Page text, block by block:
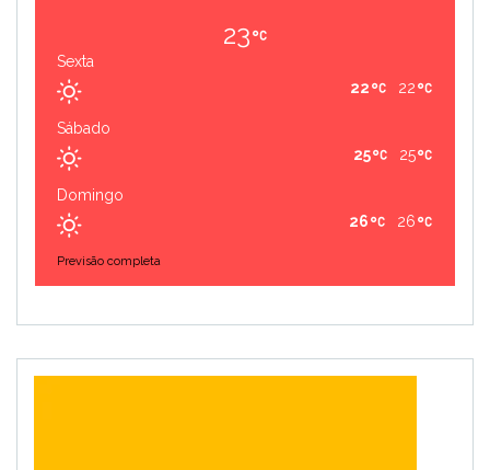
23
Sexta
22
22
Sábado
25
25
Domingo
26
26
Previsão completa